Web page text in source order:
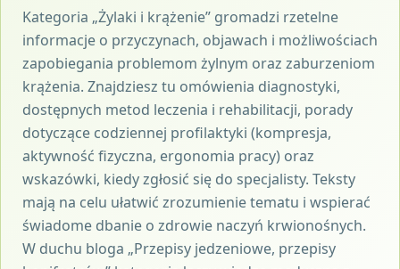
Kategoria „Żylaki i krążenie” gromadzi rzetelne
informacje o przyczynach, objawach i możliwościach
zapobiegania problemom żylnym oraz zaburzeniom
krążenia. Znajdziesz tu omówienia diagnostyki,
dostępnych metod leczenia i rehabilitacji, porady
dotyczące codziennej profilaktyki (kompresja,
aktywność fizyczna, ergonomia pracy) oraz
wskazówki, kiedy zgłosić się do specjalisty. Teksty
mają na celu ułatwić zrozumienie tematu i wspierać
świadome dbanie o zdrowie naczyń krwionośnych.
W duchu bloga „Przepisy jedzeniowe, przepisy